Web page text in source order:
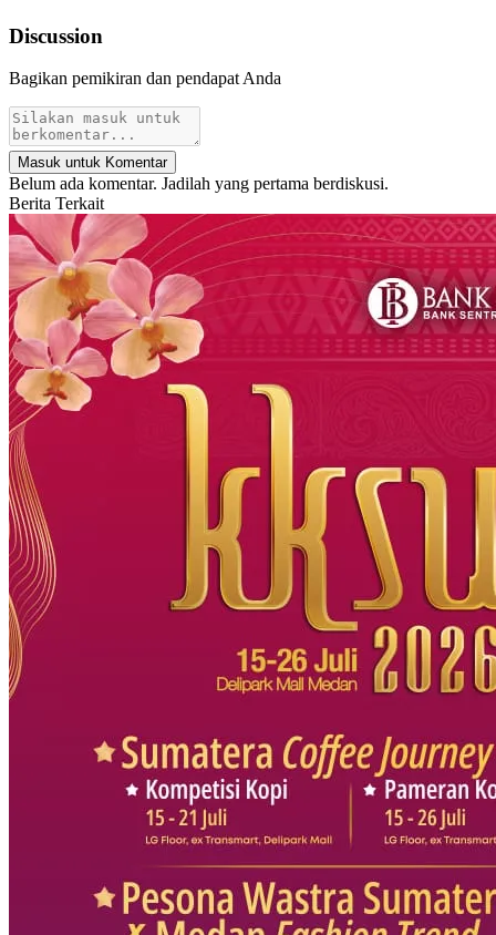
Discussion
Bagikan pemikiran dan pendapat Anda
Masuk untuk Komentar
Belum ada komentar. Jadilah yang pertama berdiskusi.
Berita Terkait